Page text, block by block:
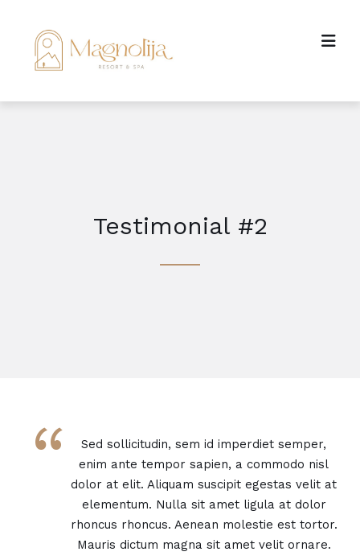
Testimonial #2
“
Sed sollicitudin, sem id imperdiet semper,
enim ante tempor sapien, a commodo nisl
dolor at elit. Aliquam suscipit egestas velit at
elementum. Nulla sit amet ligula at dolor
rhoncus rhoncus. Aenean molestie est tortor.
Mauris dictum magna sit amet velit ornare.